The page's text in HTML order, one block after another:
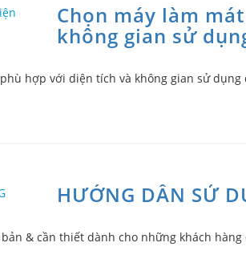
Chọn máy làm
không gian sử
hợp với diện tích và không gian sử
HƯỚNG DẪN SỬ
& cần thiết dành cho những khách